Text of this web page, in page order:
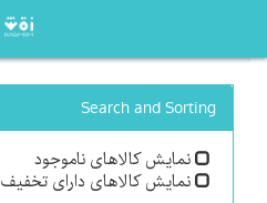
Search and Sorting
نمایش کالاهای ناموجود
نمایش کالاهای دارای تخفیف